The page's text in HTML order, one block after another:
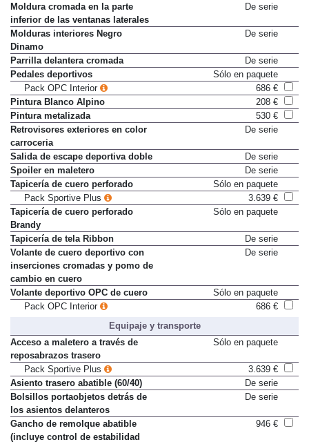
carrocería
Moldura cromada en la parte
inferior de las ventanas laterales
Molduras interiores Negro
Dinamo
Parrilla delantera cromada
De serie
Pedales deportivos
Sólo en paquete
Pack OPC Interior
686 €
Pintura Blanco Alpino
208 €
Pintura metalizada
530 €
Retrovisores exteriores en color
carroceria
Salida de escape deportiva doble
De serie
Spoiler en maletero
De serie
Tapicería de cuero perforado
Sólo en paquete
Pack Sportive Plus
3.639 €
Tapicería de cuero perforado
Brandy
Tapicería de tela Ribbon
De serie
Volante de cuero deportivo con
inserciones cromadas y pomo de
cambio en cuero
Volante deportivo OPC de cuero
Sólo en paquete
Equipaje y transporte
Acceso a maletero a través de
reposabrazos trasero
Pack Sportive Plus
3.639 €
Asiento trasero abatible (60/40)
De serie
Bolsillos portaobjetos detrás de
los asientos delanteros
Gancho de remolque abatible